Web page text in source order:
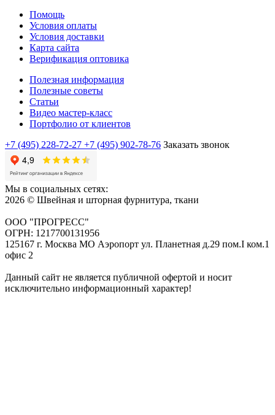
Помощь
Условия оплаты
Условия доставки
Карта сайта
Верификация оптовика
Полезная информация
Полезные советы
Статьи
Видео мастер-класс
Портфолио от клиентов
+7 (495) 228-72-27 +7 (495) 902-78-76 Заказать звонок
Мы в социальных сетях:
2026 © Швейная и шторная фурнитура, ткани
ООО "ПРОГРЕСС"
ОГРН: 1217700131956
125167 г. Москва МО Аэропорт ул. Планетная д.29 пом.I ком.1
офис 2
Данный сайт не является публичной офертой и носит
исключительно информационный характер!